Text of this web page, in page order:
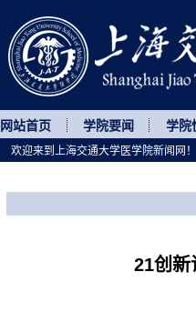
网站首页 学院要闻 学院
21创新
欢迎来到上海交通大学医学院新闻网！